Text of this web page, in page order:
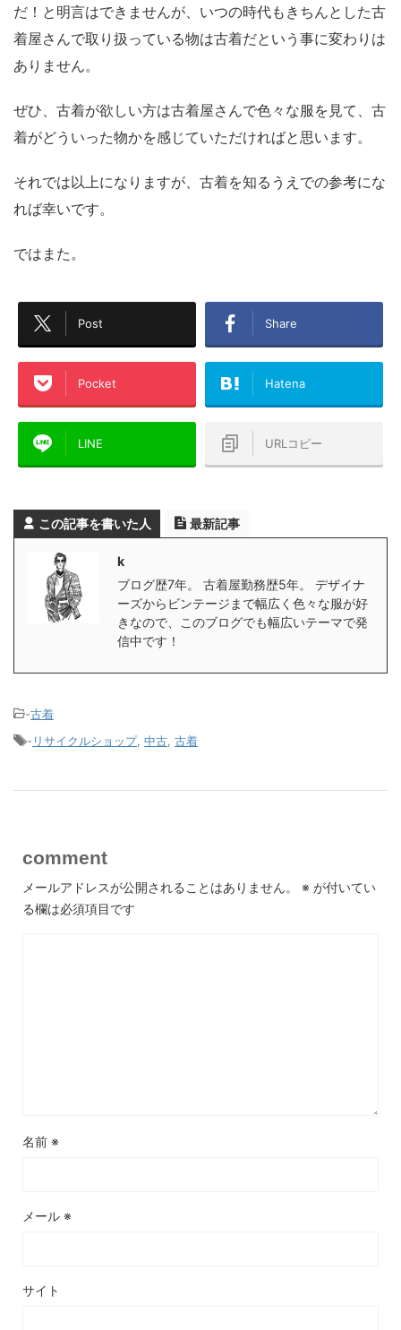
だ！と明言はできませんが、いつの時代もきちんとした古
着屋さんで取り扱っている物は古着だという事に変わりは
ありません。
ぜひ、古着が欲しい方は古着屋さんで色々な服を見て、古
着がどういった物かを感じていただければと思います。
それでは以上になりますが、古着を知るうえでの参考にな
れば幸いです。
ではまた。
Post Share
Pocket Hatena
LINE URLコピー
この記事を書いた人 最新記事
k
ブログ歴7年。 古着屋勤務歴5年。 デザイナ
ーズからビンテージまで幅広く色々な服が好
きなので、このブログでも幅広いテーマで発
信中です！
-古着
- リサイクルショップ, 中古 古着
comment
メールアドレスが公開されることはありません。 ※ が付いてい
る欄は必須項目です
名前 ※
メール ※
サイト